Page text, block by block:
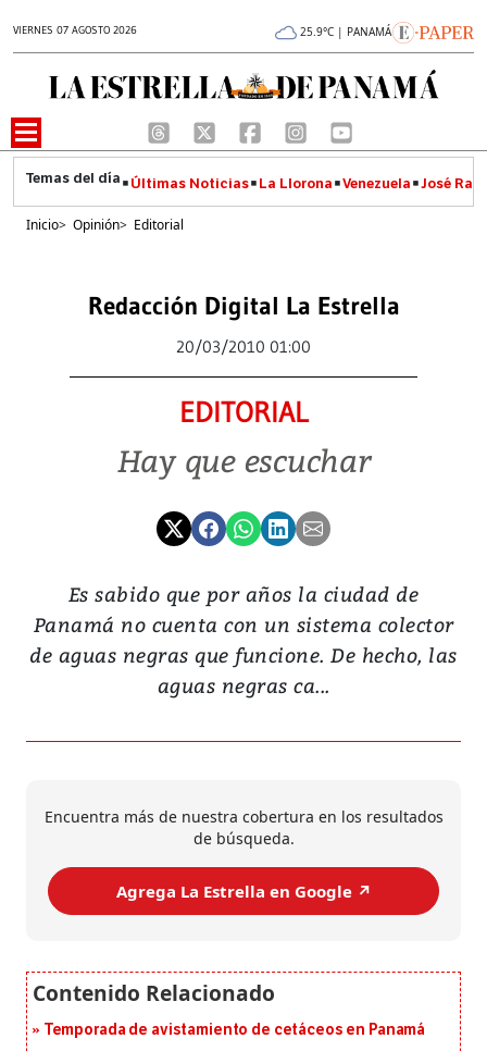
VIERNES 07 AGOSTO 2026 25.9°C | PANAMÁ
Últimas Noticias La Llorona Venezuela José
Inicio> Opinión> Editorial
Redacción Digital La Estrella
20/03/2010 01:00
EDITORIAL
Hay que escuchar
Es sabido que por años la ciudad de
Panamá no cuenta con un sistema colector
de aguas negras que funcione. De hecho, las
aguas negras ca...
Encuentra más de nuestra cobertura en los resultados
de búsqueda.
Agrega La Estrella en Google ↗️
Temporada de avistamiento de cetáceos en Panamá